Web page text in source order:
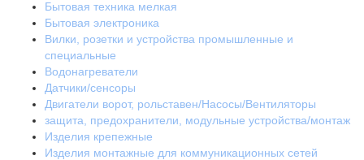
Бытовая техника мелкая
Бытовая электроника
Вилки, розетки и устройства промышленные и
специальные
Водонагреватели
Датчики/сенсоры
Двигатели ворот, рольставен/Насосы/Вентиляторы
защита, предохранители, модульные устройства/монтаж
Изделия крепежные
Изделия монтажные для коммуникационных сетей